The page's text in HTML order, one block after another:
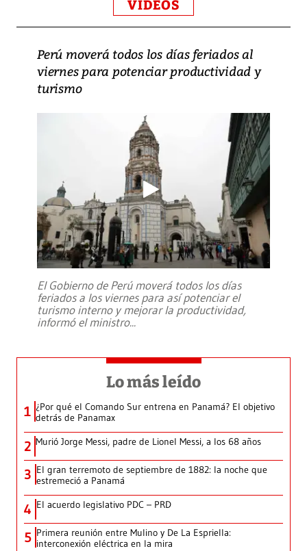
VIDEOS
Perú moverá todos los días feriados al
viernes para potenciar productividad y
turismo
El Gobierno de Perú moverá todos los días
feriados a los viernes para así potenciar el
turismo interno y mejorar la productividad,
informó el ministro...
Lo más leído
1 ¿Por qué el Comando Sur entrena en Panamá? El objetivo
detrás de Panamax
2 Murió Jorge Messi, padre de Lionel Messi, a los 68 años
3 El gran terremoto de septiembre de 1882: la noche que
estremeció a Panamá
4 El acuerdo legislativo PDC – PRD
5 Primera reunión entre Mulino y De La Espriella:
interconexión eléctrica en la mira